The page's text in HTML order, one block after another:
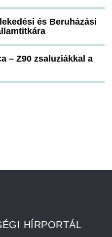
és Beruházási
– Z90 zsaluziákkal a
HÍRPORTÁL